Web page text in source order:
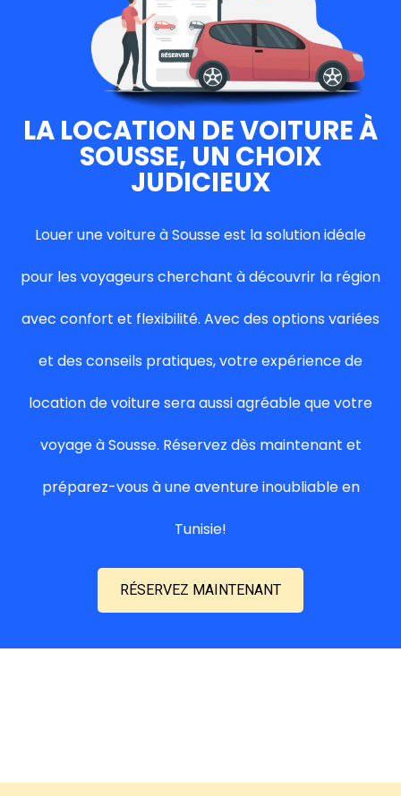
LA LOCATION DE VOITURE À
SOUSSE, UN CHOIX
JUDICIEUX
Louer une voiture à Sousse est la solution idéale
pour les voyageurs cherchant à découvrir la région
avec confort et flexibilité. Avec des options variées
et des conseils pratiques, votre expérience de
location de voiture sera aussi agréable que votre
voyage à Sousse. Réservez dès maintenant et
préparez-vous à une aventure inoubliable en
Tunisie!
RÉSERVEZ MAINTENANT